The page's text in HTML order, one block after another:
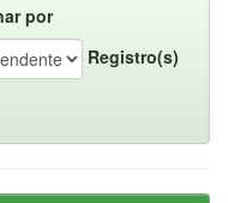
por
Registro(s)